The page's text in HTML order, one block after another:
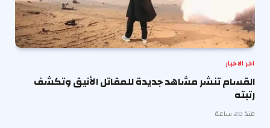
اخر الاخبار
القسام تنشر مشاهد جديدة للمقاتل الأنيق وتكشف
رتبته
منذ 20 ساعة